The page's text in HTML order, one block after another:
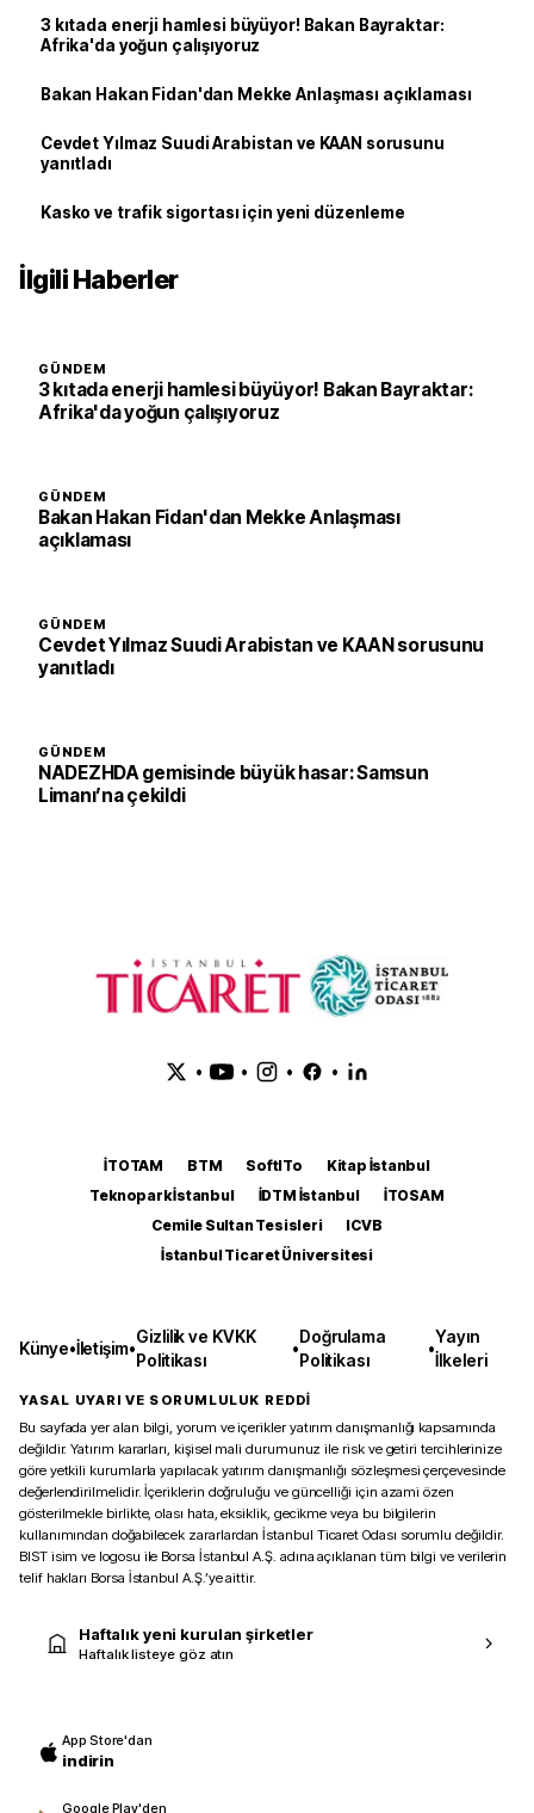
3 kıtada enerji hamlesi büyüyor! Bakan Bayraktar:
Afrika'da yoğun çalışıyoruz
Bakan Hakan Fidan'dan Mekke Anlaşması açıklaması
Cevdet Yılmaz Suudi Arabistan ve KAAN sorusunu
yanıtladı
Kasko ve trafik sigortası için yeni düzenleme
İlgili Haberler
GÜNDEM
3 kıtada enerji hamlesi büyüyor! Bakan Bayraktar:
Afrika'da yoğun çalışıyoruz
GÜNDEM
Bakan Hakan Fidan'dan Mekke Anlaşması
açıklaması
GÜNDEM
Cevdet Yılmaz Suudi Arabistan ve KAAN sorusunu
yanıtladı
GÜNDEM
NADEZHDA gemisinde büyük hasar: Samsun
Limanı’na çekildi
• • • •
İTOTAM BTM SoftITo
Kitap İstanbul
Teknopark İstanbul
İDTM İstanbul
İTOSAM
Cemile Sultan Tesisleri
ICVB
İstanbul Ticaret Üniversitesi
Künye•İletişim•
Gizlilik ve KVKK
Politikası
•
Doğrulama
Politikası
•
Yayın
İlkeleri
YASAL UYARI VE SORUMLULUK REDDİ
Bu sayfada yer alan bilgi, yorum ve içerikler yatırım danışmanlığı kapsamında
değildir. Yatırım kararları, kişisel mali durumunuz ile risk ve getiri tercihlerinize
göre yetkili kurumlarla yapılacak yatırım danışmanlığı sözleşmesi çerçevesinde
değerlendirilmelidir. İçeriklerin doğruluğu ve güncelliği için azami özen
gösterilmekle birlikte, olası hata, eksiklik, gecikme veya bu bilgilerin
kullanımından doğabilecek zararlardan İstanbul Ticaret Odası sorumlu değildir.
BIST isim ve logosu ile Borsa İstanbul A.Ş. adına açıklanan tüm bilgi ve verilerin
telif hakları Borsa İstanbul A.Ş.’ye aittir.
Haftalık yeni kurulan şirketler
Haftalık listeye göz atın
App Store'dan
indirin
Google Play'den